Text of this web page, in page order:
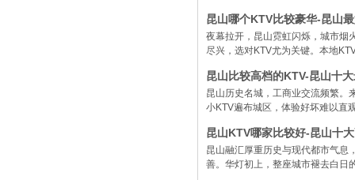
昆山哪个KTV比较豪华-昆山
夜幕拉开，昆山霓虹闪烁，城市烟
尽兴，选对KTV尤为关键。本地
昆山比较高档的KTV-昆山十
昆山历史名城，工商业交流频繁。
小KTV遍布城区，体验好坏难以直
昆山KTV哪家比较好-昆山十
昆山融汇厚重历史与现代都市气息
善。华灯初上，整座城市褪去白日